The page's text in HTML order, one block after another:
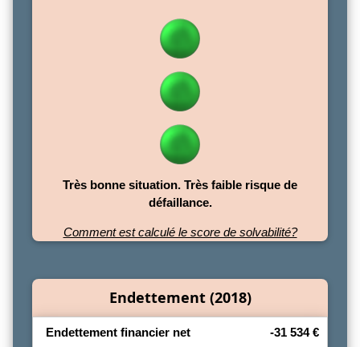
Très bonne situation. Très faible risque de
défaillance.
Comment est calculé le score de solvabilité?
Endettement (2018)
Endettement financier net -31 534 €